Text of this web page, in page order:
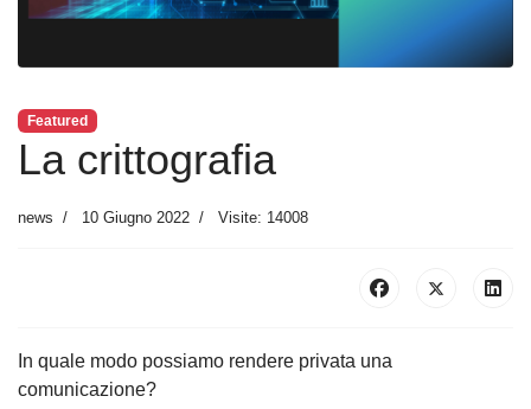
Featured
La crittografia
news 10 Giugno 2022 Visite: 14008
In quale modo possiamo rendere privata una
comunicazione?